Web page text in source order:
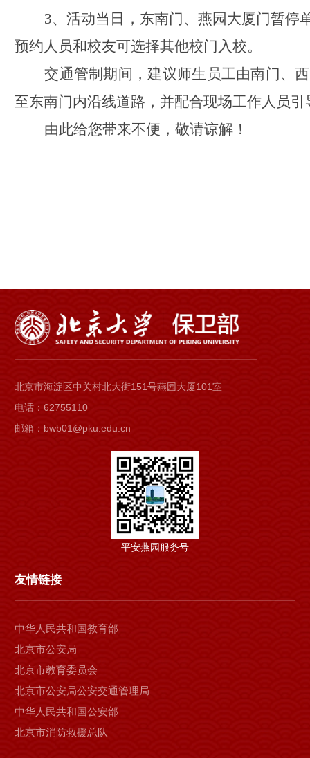
3、活动当日，东南门、燕园大厦门暂停
预约人员和校友可选择其他校门入校。
交通管制期间，建议师生员工由南门、
至东南门内沿线道路，并配合现场工作人员引
由此给您带来不便，敬请谅解！
北京市海淀区中关村北大街151号燕园大厦101室
电话：62755110
邮箱：bwb01@pku.edu.cn
平安燕园服务号
友情链接
中华人民共和国教育部
北京市公安局
北京市教育委员会
北京市公安局公安交通管理局
中华人民共和国公安部
北京市消防救援总队